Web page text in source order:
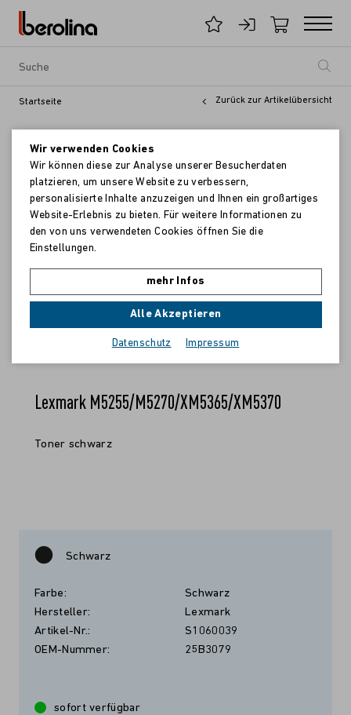
Startseite Zurück zur Artikelübersicht
Lexmark M5255/M5270/XM5365/XM5370
Toner schwarz
Schwarz
Farbe:
Schwarz
Hersteller:
Lexmark
Artikel-Nr.:
S1060039
OEM-Nummer:
25B3079
sofort verfügbar
Wir verwenden Cookies
Wir können diese zur Analyse unserer Besucherdaten
platzieren, um unsere Website zu verbessern,
personalisierte Inhalte anzuzeigen und Ihnen ein großartiges
Website-Erlebnis zu bieten. Für weitere Informationen zu
den von uns verwendeten Cookies öffnen Sie die
Einstellungen.
mehr Infos
Alle Akzeptieren
Datenschutz Impressum